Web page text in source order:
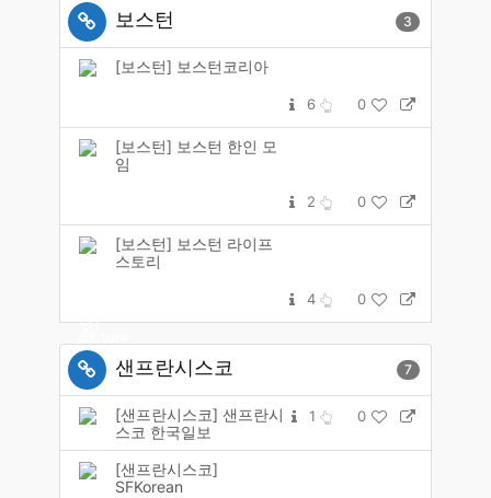
보스턴 3
[보스턴] 보스턴코리아
6 0
[보스턴] 보스턴 한인 모
임
2 0
[보스턴] 보스턴 라이프
스토리
4 0
샌프란시스코 7
[샌프란시스코] 샌프란시
스코 한국일보
1 0
[샌프란시스코]
SFKorean